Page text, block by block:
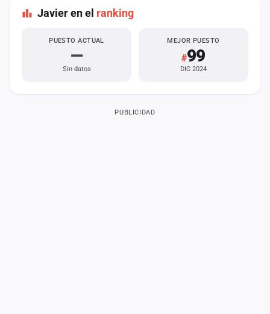
Javier en el ranking
PUESTO ACTUAL
—
Sin datos
MEJOR PUESTO
#99
DIC 2024
PUBLICIDAD